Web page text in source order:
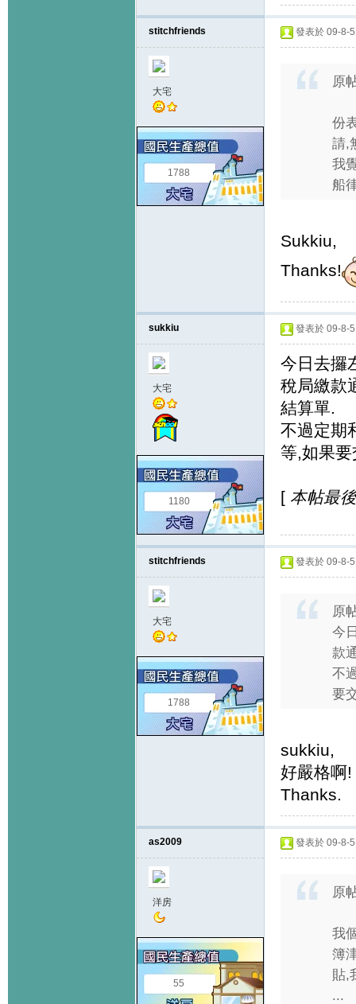
stitchfriends
大宅
1788
發表於 09-8-
原
份
請,
我
船
Sukkiu,
Thanks!
sukkiu
大宅
1180
發表於 09-8-
今日去攞
稅局繳款
結算單.
不過定期
等,如果
[ 本帖最
stitchfriends
大宅
1788
發表於 09-8-
原
今
款
不
要
sukkiu,
好嚴格啊!
Thanks.
as2009
洋房
55
發表於 09-8-
原
我
簿
貼,
...